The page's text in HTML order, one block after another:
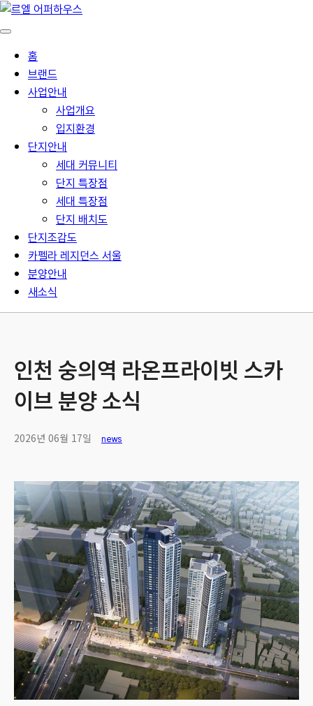
홈
브랜드
사업안내
사업개요
입지환경
단지안내
세대 커뮤니티
단지 특장점
세대 특장점
단지 배치도
단지조감도
카펠라 레지던스 서울
분양안내
새소식
인천 숭의역 라온프라이빗 스카
이브 분양 소식
2026년 06월 17일 news